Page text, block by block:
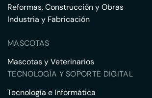
Reformas, Construcción y Obras
Industria y Fabricación
MASCOTAS
Mascotas y Veterinarios
TECNOLOGÍA Y SOPORTE DIGITAL
Tecnología e Informática